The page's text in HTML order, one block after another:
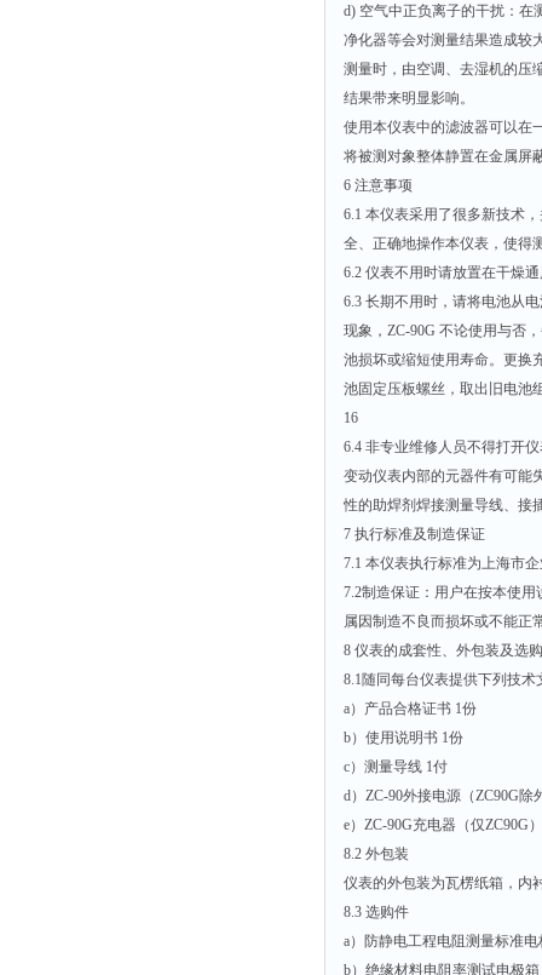
d) 空气中正负离子的干扰：在
净化器等会对测量结果造成较
测量时，由空调、去湿机的压
结果带来明显影响。
使用本仪表中的滤波器可以在
将被测对象整体静置在金属屏
6 注意事项
6.1 本仪表采用了很多新技术
全、正确地操作本仪表，使得
6.2 仪表不用时请放置在干燥
6.3 长期不用时，请将电池从
现象，ZC-90G 不论使用与否
池损坏或缩短使用寿命。更换
池固定压板螺丝，取出旧电池
16
6.4 非专业维修人员不得打开
变动仪表内部的元器件有可能
性的助焊剂焊接测量导线、接
7 执行标准及制造保证
7.1 本仪表执行标准为上海市
7.2制造保证：用户在按本使
属因制造不良而损坏或不能正
8 仪表的成套性、外包装及选
8.1随同每台仪表提供下列技术
a）产品合格证书 1份
b）使用说明书 1份
c）测量导线 1付
d）ZC-90外接电源（ZC90G除
e）ZC-90G充电器（仅ZC90G）
8.2 外包装
仪表的外包装为瓦楞纸箱，内
8.3 选购件
a）防静电工程电阻测量标准电
b）绝缘材料电阻率测试电极箱